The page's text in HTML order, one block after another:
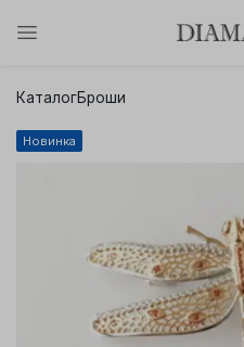
КаталогБроши
Новинка